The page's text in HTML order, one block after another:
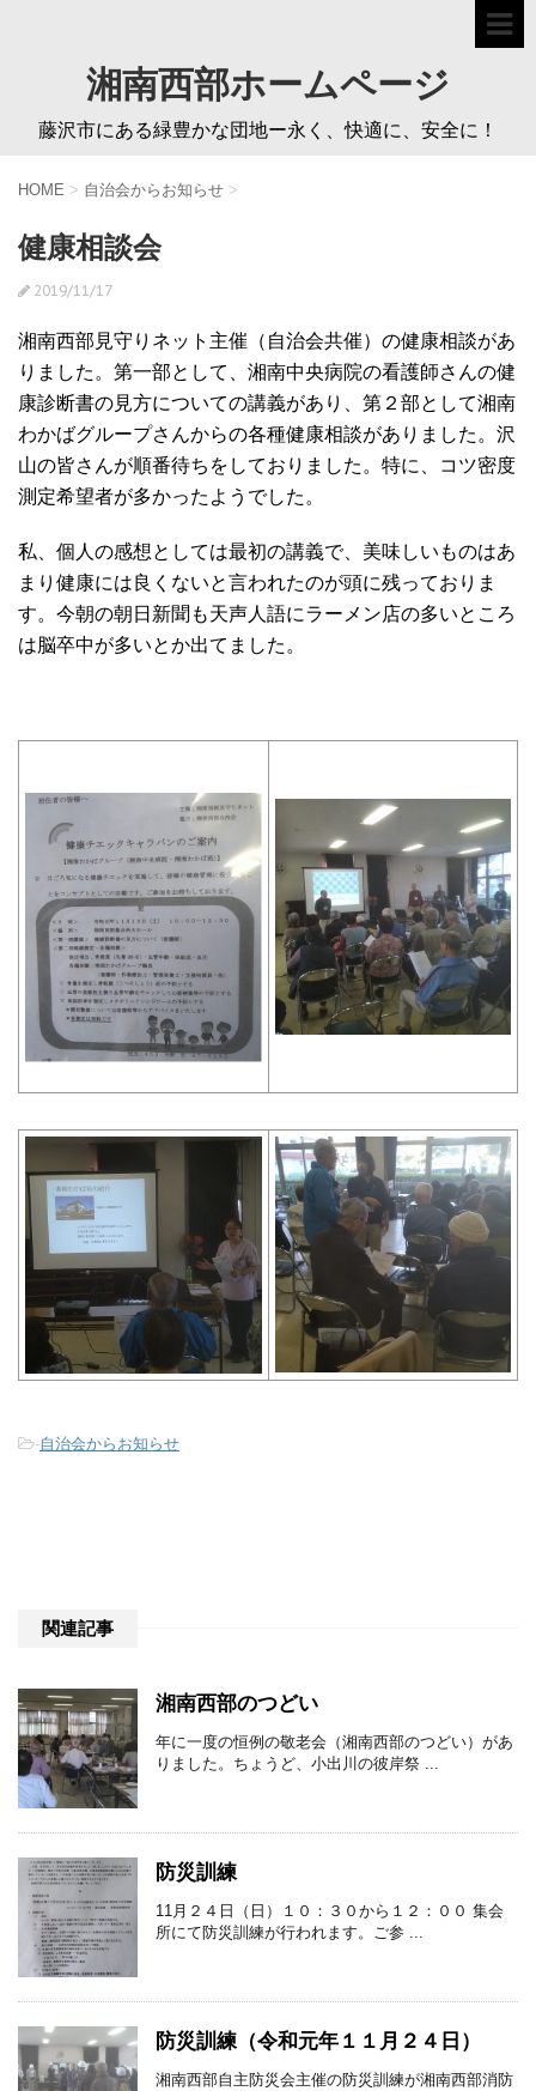
湘南西部ホームページ
藤沢市にある緑豊かな団地ー永く、快適に、安全に！
HOME > 自治会からお知らせ >
健康相談会
2019/11/17
湘南西部見守りネット主催（自治会共催）の健康相談があ
りました。第一部として、湘南中央病院の看護師さんの健
康診断書の見方についての講義があり、第２部として湘南
わかばグループさんからの各種健康相談がありました。沢
山の皆さんが順番待ちをしておりました。特に、コツ密度
測定希望者が多かったようでした。
私、個人の感想としては最初の講義で、美味しいものはあ
まり健康には良くないと言われたのが頭に残っておりま
す。今朝の朝日新聞も天声人語にラーメン店の多いところ
は脳卒中が多いとか出てました。
-自治会からお知らせ
関連記事
湘南西部のつどい
年に一度の恒例の敬老会（湘南西部のつどい）があ
りました。ちょうど、小出川の彼岸祭 ...
防災訓練
11月２４日（日）１０：３０から１２：００ 集会
所にて防災訓練が行われます。ご参 ...
防災訓練（令和元年１１月２４日）
湘南西部自主防災会主催の防災訓練が湘南西部消防